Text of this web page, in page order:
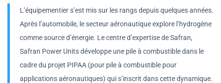
L’équipementier s’est mis sur les rangs depuis quelques années.
Après l’automobile, le secteur aéronautique explore l’hydrogène
comme source d’énergie. Le centre d’expertise de Safran,
Safran Power Units développe une pile à combustible dans le
cadre du projet PIPAA (pour pile à combustible pour
applications aéronautiques) qui s’inscrit dans cette dynamique.